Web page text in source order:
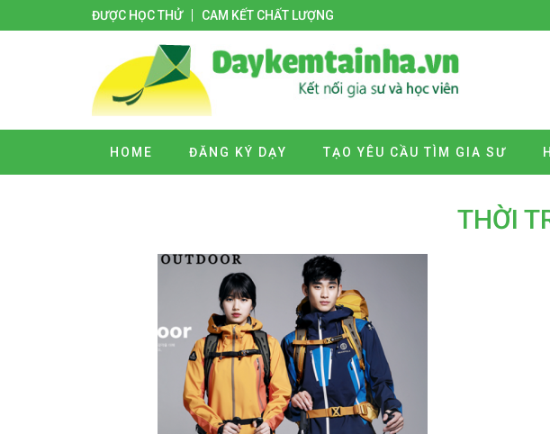
ĐƯỢC HỌC THỬ CAM KẾT CHẤT LƯỢNG
HOME ĐĂNG KÝ DẠY TẠO YÊU CẦU TÌM GIA SƯ
THỜI